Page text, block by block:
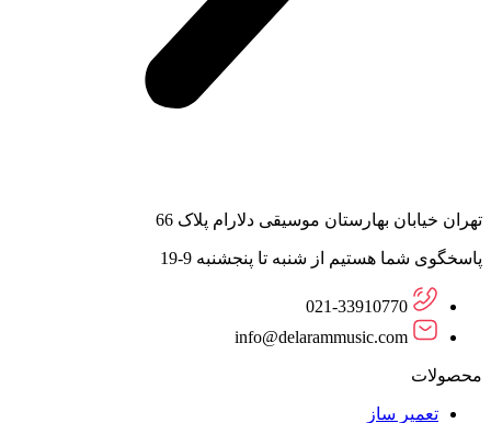
تهران خیابان بهارستان موسیقی دلارام پلاک 66
پاسخگوی شما هستیم از شنبه تا پنجشنبه 9-19
021-33910770
info@delarammusic.com
محصولات
تعمیر ساز